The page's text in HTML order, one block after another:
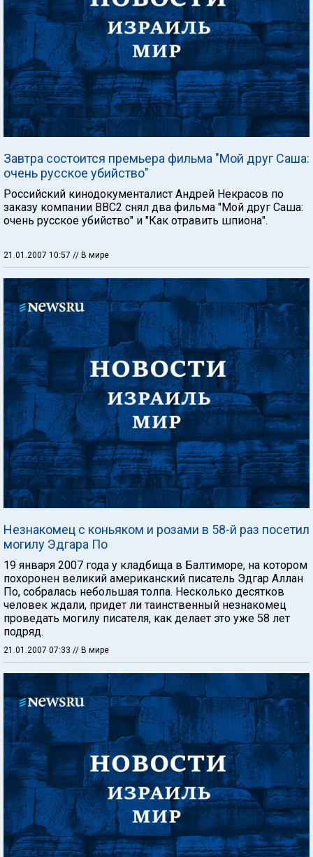
Завтра состоится премьера фильма "Мой друг Саша:
очень русское убийство"
Российский кинодокументалист Андрей Некрасов по
заказу компании BBC2 снял два фильма "Мой друг Саша:
очень русское убийство" и "Как отравить шпиона".
21.01.2007 10:57 // В мире
Незнакомец с коньяком и розами в 58-й раз посетил
могилу Эдгара По
19 января 2007 года у кладбища в Балтиморе, на котором
похоронен великий американский писатель Эдгар Аллан
По, собралась небольшая толпа. Несколько десятков
человек ждали, придет ли таинственный незнакомец
проведать могилу писателя, как делает это уже 58 лет
подряд.
21.01.2007 07:33 // В мире